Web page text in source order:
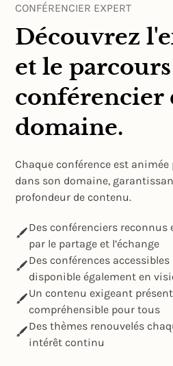
CONFÉRENCIER EXPERT
Découvrez
et le
conférencier
domaine.
Chaque conférence est
dans son domaine,
profondeur de contenu.
Des conférenciers
par le partage et l’échange
Des conférences
disponible également en
Un contenu exigeant
compréhensible pour tous
Des thèmes renouvelés
intérêt continu